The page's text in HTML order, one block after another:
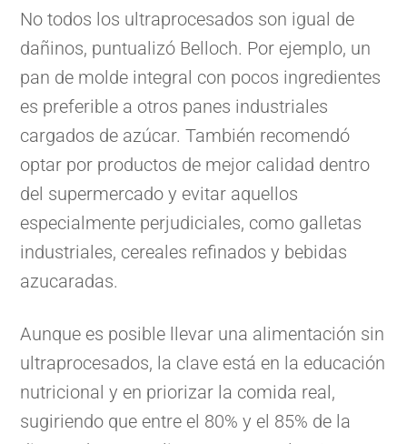
No todos los ultraprocesados son igual de
dañinos, puntualizó Belloch. Por ejemplo, un
pan de molde integral con pocos ingredientes
es preferible a otros panes industriales
cargados de azúcar. También recomendó
optar por productos de mejor calidad dentro
del supermercado y evitar aquellos
especialmente perjudiciales, como galletas
industriales, cereales refinados y bebidas
azucaradas.
Aunque es posible llevar una alimentación sin
ultraprocesados, la clave está en la educación
nutricional y en priorizar la comida real,
sugiriendo que entre el 80% y el 85% de la